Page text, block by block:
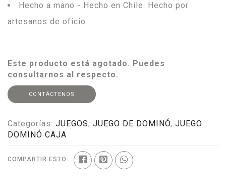
Hecho a mano - Hecho en Chile. Hecho por
artesanos de oficio.
Este producto está agotado. Puedes
consultarnos al respecto.
CONTÁCTENOS
Categorías: JUEGOS, JUEGO DE DOMINÓ, JUEGO
DOMINÓ CAJA
COMPARTIR ESTO: